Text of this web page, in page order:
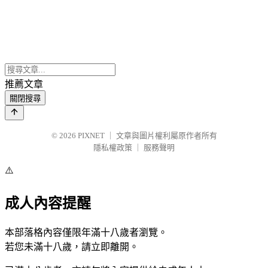
推薦文章
關閉搜尋
© 2026 PIXNET
文章與圖片權利屬原作者所有
隱私權政策
服務聲明
⚠️
成人內容提醒
本部落格內容僅限年滿十八歲者瀏覽。
若您未滿十八歲，請立即離開。